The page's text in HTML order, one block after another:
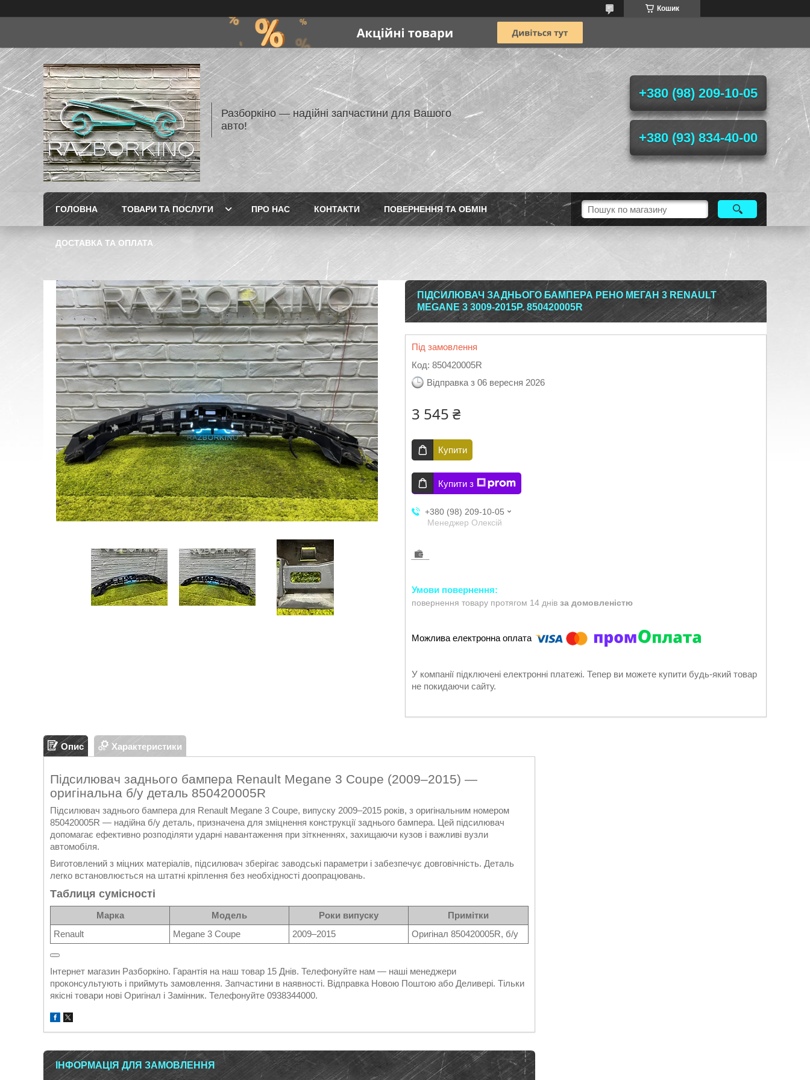
Кошик
Разборкіно — надійні запчастини для Вашого
авто!
+380 (98) 209-10-05
+380 (93) 834-40-00
ГОЛОВНА ТОВАРИ ТА ПОСЛУГИ ПРО НАС КОНТАКТИ ПОВЕРНЕННЯ ТА ОБМІН
ДОСТАВКА ТА ОПЛАТА
ПІДСИЛЮВАЧ ЗАДНЬОГО БАМПЕРА РЕНО МЕГАН 3 RENAULT
MEGANE 3 3009-2015Р. 850420005R
Під замовлення
Код: 850420005R
Відправка з 06 вересня 2026
3 545 ₴
Купити
Купити з
+380 (98) 209-10-05
Менеджер Олексій
повернення товару протягом 14 днів за домовленістю
У компанії підключені електронні платежі. Тепер ви можете купити будь-який товар
не покидаючи сайту.
Опис Характеристики
Підсилювач заднього бампера Renault Megane 3 Coupe (2009–2015) —
оригінальна б/у деталь 850420005R
Підсилювач заднього бампера для Renault Megane 3 Coupe, випуску 2009–2015 років, з оригінальним номером
850420005R — надійна б/у деталь, призначена для зміцнення конструкції заднього бампера. Цей підсилювач
допомагає ефективно розподіляти ударні навантаження при зіткненнях, захищаючи кузов і важливі вузли
автомобіля.
Виготовлений з міцних матеріалів, підсилювач зберігає заводські параметри і забезпечує довговічність. Деталь
легко встановлюється на штатні кріплення без необхідності доопрацювань.
Таблиця сумісності
Марка Модель Роки випуску
Примітки
Renault
Megane 3 Coupe 2009–2015 Оригінал 850420005R, б/у
Інтернет магазин Разборкіно. Гарантія на наш товар 15 Днів. Телефонуйте нам — наші менеджери
проконсультують і приймуть замовлення. Запчастини в наявності. Відправка Новою Поштою або Деливері. Тільки
якісні товари нові Оригінал і Замінник. Телефонуйте 0938344000.
ІНФОРМАЦІЯ ДЛЯ ЗАМОВЛЕННЯ